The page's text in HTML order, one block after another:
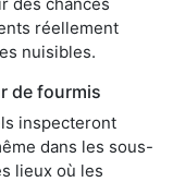
réellement
nuisibles.
de fourmis
inspecteront
dans les sous-
lieux où les